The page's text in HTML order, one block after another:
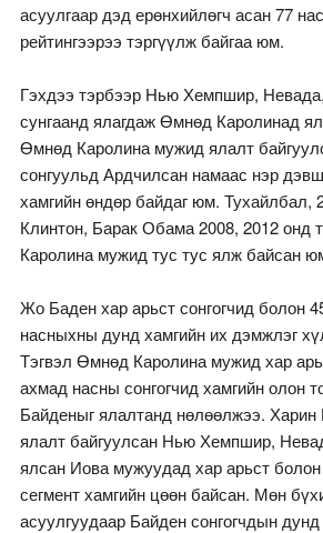
асуулгаар дэд ерөнхийлөгч асан 77
рейтингээрээ тэргүүлж байгаа юм.
Гэхдээ тэрбээр Нью Хемпшир,
сунгаанд ялагдаж Өмнөд Каролинад
Өмнөд Каролина мужид ялалт
сонгуульд Ардчилсан намаас нэр
хамгийн өндөр байдаг юм. Тухайлбал,
Клинтон, Барак Обама 2008, 2012 онд
Каролина мужид тус тус ялж байсан
Жо Баден хар арьст сонгогчид болон
насныхны дунд хамгийн их дэмжлэг
Тэгвэл Өмнөд Каролина мужид хар
ахмад насны сонгогчид хамгийн олон
Байденыг ялалтанд нөлөөлжээ.
ялалт байгуулсан Нью Хемпшир,
ялсан Иова мужуудад хар арьст
сегмент хамгийн цөөн байсан. Мөн
асуулгуудаар Байден сонгогчдын дунд